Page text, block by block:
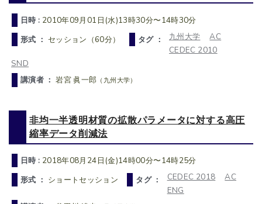
日時 : 2010年09月01日(水)13時30分〜14時30分
形式 ： セッション（60分） タグ ： 九州大学
AC
CEDEC 2010
SND
講演者 ：岩宮 眞一郎 （九州大学）
非均一半透明材質の拡散パラメータに対する高圧
縮率データ削減法
日時 : 2018年08月24日(金)14時00分〜14時25分
形式 ： ショートセッション タグ ： CEDEC 2018
AC
ENG